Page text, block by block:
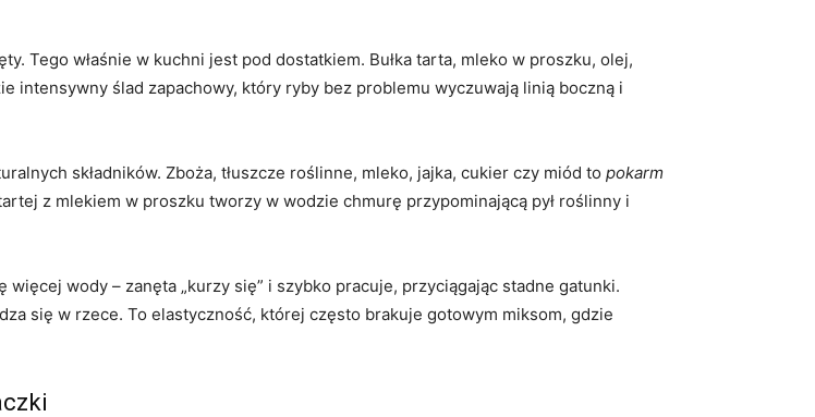
Tego właśnie w kuchni jest pod dostatkiem. Bułka tarta, mleko w proszku, olej,
intensywny ślad zapachowy, który ryby bez problemu wyczuwają linią boczną i
składników. Zboża, tłuszcze roślinne, mleko, jajka, cukier czy miód to pokarm
z mlekiem w proszku tworzy w wodzie chmurę przypominającą pył roślinny i
wody – zanęta „kurzy się” i szybko pracuje, przyciągając stadne gatunki.
się w rzece. To elastyczność, której często brakuje gotowym miksom, gdzie